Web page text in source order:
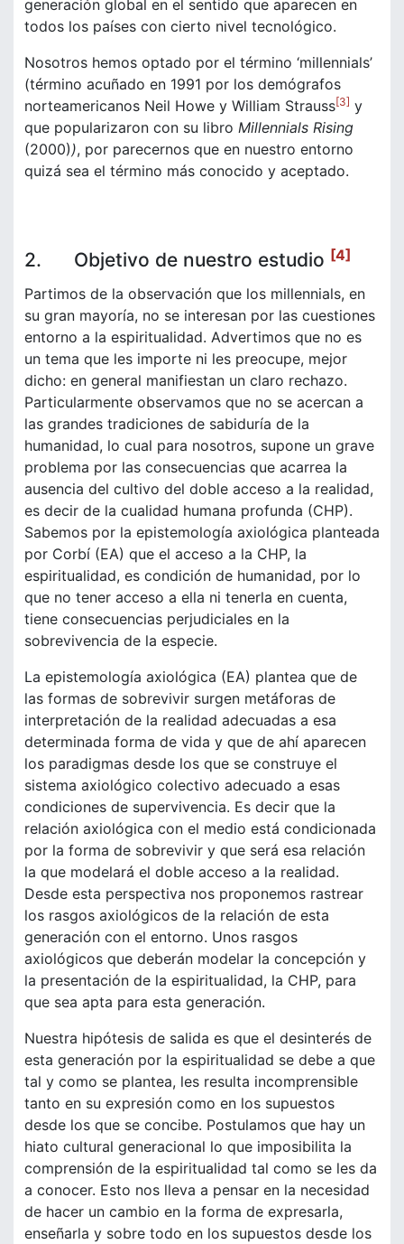
generación global en el sentido que aparecen en
todos los países con cierto nivel tecnológico.
Nosotros hemos optado por el término ‘millennials’
(término acuñado en 1991 por los demógrafos
norteamericanos Neil Howe y William Strauss[3] y
que popularizaron con su libro Millennials Rising
(2000)), por parecernos que en nuestro entorno
quizá sea el término más conocido y aceptado.
2. Objetivo de nuestro estudio [4]
Partimos de la observación que los millennials, en
su gran mayoría, no se interesan por las cuestiones
entorno a la espiritualidad. Advertimos que no es
un tema que les importe ni les preocupe, mejor
dicho: en general manifiestan un claro rechazo.
Particularmente observamos que no se acercan a
las grandes tradiciones de sabiduría de la
humanidad, lo cual para nosotros, supone un grave
problema por las consecuencias que acarrea la
ausencia del cultivo del doble acceso a la realidad,
es decir de la cualidad humana profunda (CHP).
Sabemos por la epistemología axiológica planteada
por Corbí (EA) que el acceso a la CHP, la
espiritualidad, es condición de humanidad, por lo
que no tener acceso a ella ni tenerla en cuenta,
tiene consecuencias perjudiciales en la
sobrevivencia de la especie.
La epistemología axiológica (EA) plantea que de
las formas de sobrevivir surgen metáforas de
interpretación de la realidad adecuadas a esa
determinada forma de vida y que de ahí aparecen
los paradigmas desde los que se construye el
sistema axiológico colectivo adecuado a esas
condiciones de supervivencia. Es decir que la
relación axiológica con el medio está condicionada
por la forma de sobrevivir y que será esa relación
la que modelará el doble acceso a la realidad.
Desde esta perspectiva nos proponemos rastrear
los rasgos axiológicos de la relación de esta
generación con el entorno. Unos rasgos
axiológicos que deberán modelar la concepción y
la presentación de la espiritualidad, la CHP, para
que sea apta para esta generación.
Nuestra hipótesis de salida es que el desinterés de
esta generación por la espiritualidad se debe a que
tal y como se plantea, les resulta incomprensible
tanto en su expresión como en los supuestos
desde los que se concibe. Postulamos que hay un
hiato cultural generacional lo que imposibilita la
comprensión de la espiritualidad tal como se les da
a conocer. Esto nos lleva a pensar en la necesidad
de hacer un cambio en la forma de expresarla,
enseñarla y sobre todo en los supuestos desde los